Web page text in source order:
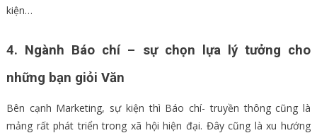
kiện…
4. Ngành Báo chí – sự chọn lựa lý tưởng cho
những bạn giỏi Văn
Bên cạnh Marketing, sự kiện thì Báo chí- truyền thông cũng là
mảng rất phát triển trong xã hội hiện đại. Đây cũng là xu hướng